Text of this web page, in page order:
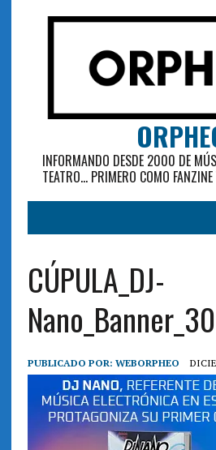
INFORMANDO DESDE 2000 DE
TEATRO... PRIMERO COMO
CÚPULA_DJ-
PUBLICADO POR: WEBORPHEO